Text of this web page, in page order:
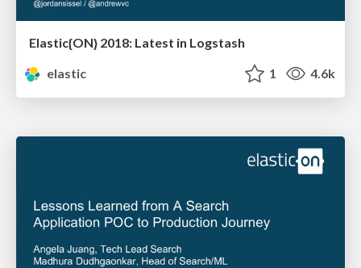
Elastic{ON} 2018: Latest in Logstash
elastic
1 4.6k